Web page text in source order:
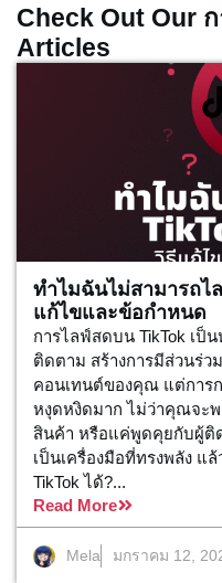
Check Out Our
Articles
ทำไมฉันไม่สามารถไ
แก้ไขและข้อกำหนด
การไลฟ์สดบน TikTok เป็
ติดตาม สร้างการมีส่วนร่ว
คอนเทนต์ของคุณ แต่การ
หงุดหงิดมาก ไม่ว่าคุณจะพ
สินค้า หรือแค่พูดคุยกับผู้ติ
เป็นเครื่องมือที่ทรงพลัง
TikTok ได้?...
Read More
Mela มกราคม 12,